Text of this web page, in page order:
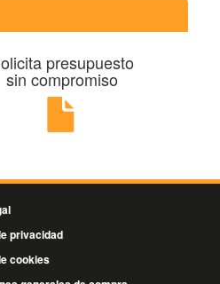
presupuesto
sin compromiso
privacidad
cookies